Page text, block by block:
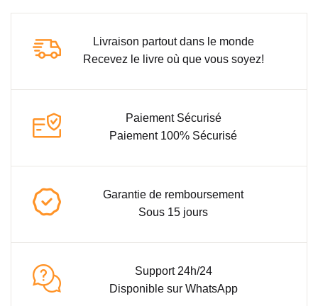
Livraison partout dans le monde
Recevez le livre où que vous soyez!
Paiement Sécurisé
Paiement 100% Sécurisé
Garantie de remboursement
Sous 15 jours
Support 24h/24
Disponible sur WhatsApp